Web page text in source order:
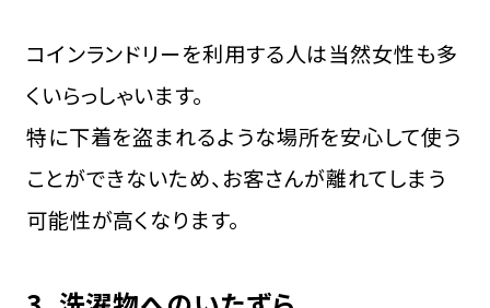
コインランドリーを利用する人は当然女性も多
くいらっしゃいます。
特に下着を盗まれるような場所を安心して使う
ことができないため、お客さんが離れてしまう
可能性が高くなります。